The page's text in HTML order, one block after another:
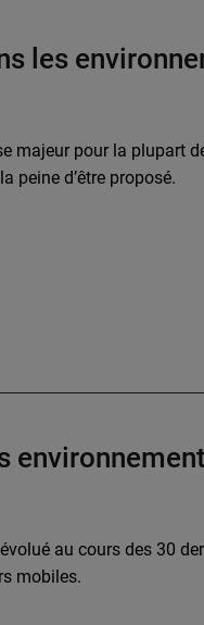
les
majeur pour la plupart
peine d’être proposé.
au cours des 30
mobiles.